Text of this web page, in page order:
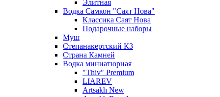
Элитная
Водка Самкон "Саят Нова"
Классика Саят Нова
Подарочные наборы
Муш
Степанакертский КЗ
Страна Камней
Водка миниатюрная
"Thiv" Premium
LIAREV
Artsakh New